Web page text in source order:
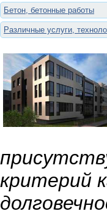
Бетон, бетонные работы
Различные услуги,
критерий